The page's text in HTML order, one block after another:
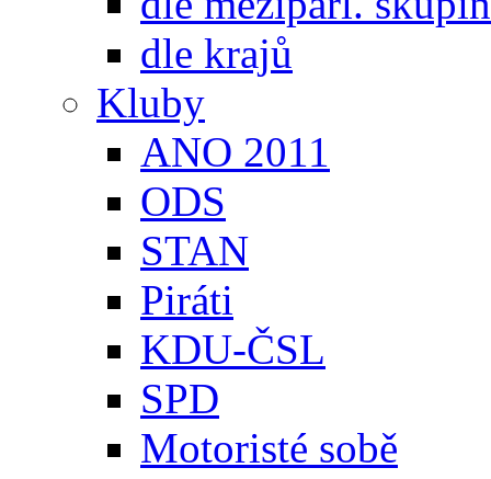
dle krajů
Kluby
ANO 2011
ODS
STAN
Piráti
KDU-ČSL
SPD
Motoristé sobě